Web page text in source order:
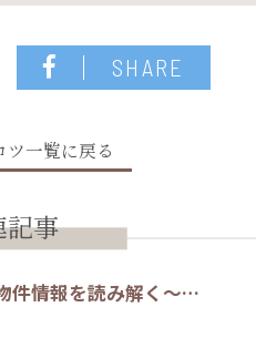
SHARE
ツ一覧に戻る
記事
件情報を読み解く～…